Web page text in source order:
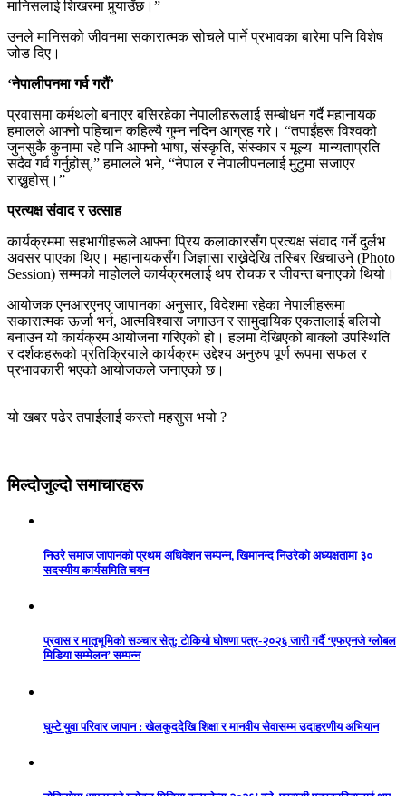
मानिसलाई शिखरमा पुर्‍याउँछ।”
उनले मानिसको जीवनमा सकारात्मक सोचले पार्ने प्रभावका बारेमा पनि विशेष
जोड दिए।
‘नेपालीपनमा गर्व गरौं’
प्रवासमा कर्मथलो बनाएर बसिरहेका नेपालीहरूलाई सम्बोधन गर्दै महानायक
हमालले आफ्नो पहिचान कहिल्यै गुम्न नदिन आग्रह गरे। “तपाईंहरू विश्वको
जुनसुकै कुनामा रहे पनि आफ्नो भाषा, संस्कृति, संस्कार र मूल्य–मान्यताप्रति
सदैव गर्व गर्नुहोस्,” हमालले भने, “नेपाल र नेपालीपनलाई मुटुमा सजाएर
राख्नुहोस्।”
प्रत्यक्ष संवाद र उत्साह
कार्यक्रममा सहभागीहरूले आफ्ना प्रिय कलाकारसँग प्रत्यक्ष संवाद गर्ने दुर्लभ
अवसर पाएका थिए। महानायकसँग जिज्ञासा राख्नेदेखि तस्बिर खिचाउने (Photo
Session) सम्मको माहोलले कार्यक्रमलाई थप रोचक र जीवन्त बनाएको थियो।
आयोजक एनआरएनए जापानका अनुसार, विदेशमा रहेका नेपालीहरूमा
सकारात्मक ऊर्जा भर्न, आत्मविश्वास जगाउन र सामुदायिक एकतालाई बलियो
बनाउन यो कार्यक्रम आयोजना गरिएको हो। हलमा देखिएको बाक्लो उपस्थिति
र दर्शकहरूको प्रतिक्रियाले कार्यक्रम उद्देश्य अनुरुप पूर्ण रूपमा सफल र
प्रभावकारी भएको आयोजकले जनाएको छ।
यो खबर पढेर तपाईलाई कस्तो महसुस भयो ?
मिल्दोजुल्दो समाचारहरू
निउरे समाज जापानको प्रथम अधिवेशन सम्पन्न, खिमानन्द निउरेको अध्यक्षतामा ३०
सदस्यीय कार्यसमिति चयन
प्रवास र मातृभूमिको सञ्चार सेतु: टोकियो घोषणा पत्र-२०२६ जारी गर्दै ‘एफएनजे ग्लोबल
मिडिया सम्मेलन’ सम्पन्न
घुम्टे युवा परिवार जापान : खेलकुददेखि शिक्षा र मानवीय सेवासम्म उदाहरणीय अभियान